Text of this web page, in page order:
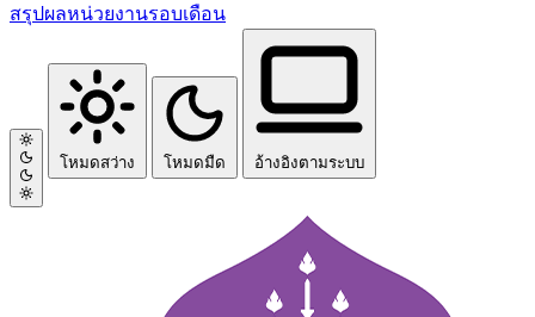
สรุปผลหน่วยงานรอบเดือน
โหมดสว่าง โหมดมืด อ้างอิงตามระบบ